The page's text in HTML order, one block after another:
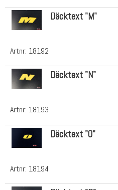
Artnr: 18192
Däcktext "M"
Artnr: 18193
Däcktext "N"
Artnr: 18194
Däcktext "O"